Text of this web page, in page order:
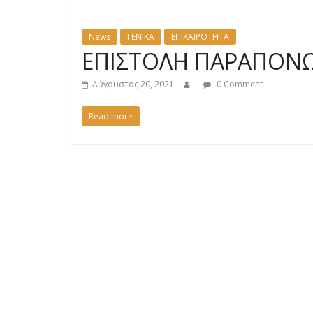
News ΓΕΝΙΚΑ ΕΠΙΚΑΙΡΟΤΗΤΑ
ΕΠΙΣΤΟΛΗ
Αύγουστος 20, 2021 0 Comment
Read more